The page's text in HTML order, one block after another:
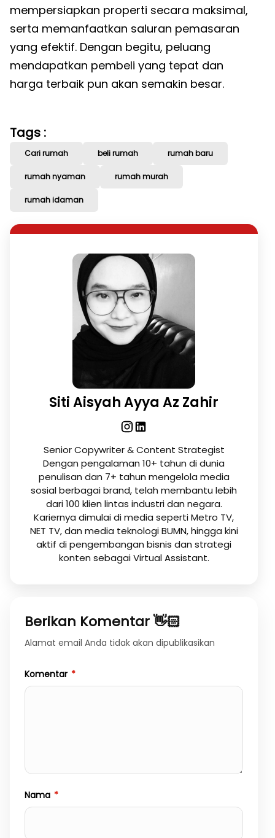
mempersiapkan properti secara maksimal,
serta memanfaatkan saluran pemasaran
yang efektif. Dengan begitu, peluang
mendapatkan pembeli yang tepat dan
harga terbaik pun akan semakin besar.
Tags :
Cari rumah beli rumah rumah baru
rumah nyaman rumah murah
rumah idaman
Siti Aisyah Ayya Az Zahir
Senior Copywriter & Content Strategist
Dengan pengalaman 10+ tahun di dunia
penulisan dan 7+ tahun mengelola media
sosial berbagai brand, telah membantu lebih
dari 100 klien lintas industri dan negara.
Kariernya dimulai di media seperti Metro TV,
NET TV, dan media teknologi BUMN, hingga kini
aktif di pengembangan bisnis dan strategi
konten sebagai Virtual Assistant.
Berikan Komentar 👋🏻
Alamat email Anda tidak akan dipublikasikan
Komentar *
Nama *